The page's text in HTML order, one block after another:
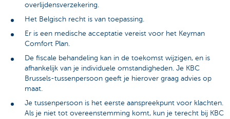
overlijdensverzekering.
Het Belgisch recht is van toepassing.
Er is een medische acceptatie vereist voor het Keyman
Comfort Plan.
De fiscale behandeling kan in de toekomst wijzigen, en is
afhankelijk van je individuele omstandigheden. Je KBC
Brussels-tussenpersoon geeft je hierover graag advies op
maat.
Je tussenpersoon is het eerste aanspreekpunt voor klachten.
Als je niet tot overeenstemming komt, kun je terecht bij KBC